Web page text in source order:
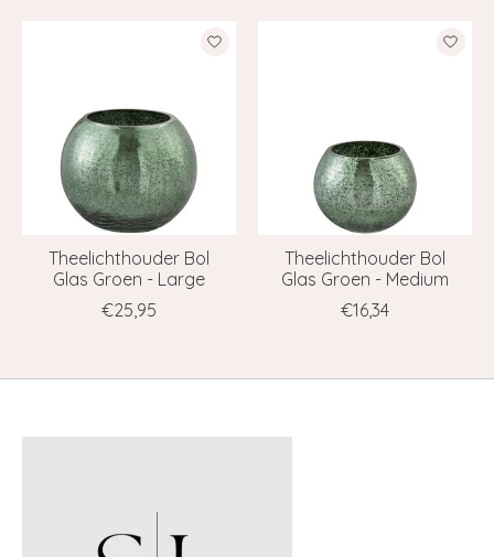
Items van productcarrousel
Theelichthouder Bol
Glas Groen - Large
€25,95
Theelichthouder Bol
Glas Groen - Medium
€16,34